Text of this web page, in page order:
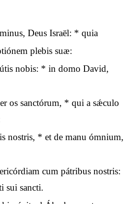
Deus Israël: * quia
plebis suæ:
nobis: * in domo David,
os sanctórum, * qui a sǽculo
nostris, * et de manu ómnium,
cum pátribus nostris:
sui sancti.